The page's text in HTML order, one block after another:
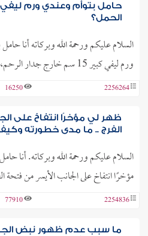
حامل بتوأم وعندي ورم
الحمل؟
ورم ليفي كبير 15 سم خارج جدار الرحم، وأنا قلقة..
2256264
16250
ظهر لي مؤخرًا انتفاخ على
الفرج .. ما مدى خطورته
السلام عليكم ورحمة الله وبركاته. أنا
مؤخرًا انتفاخ على الجانب الأيسر من
2254836
77910
ما سبب عدم ظهور نبض